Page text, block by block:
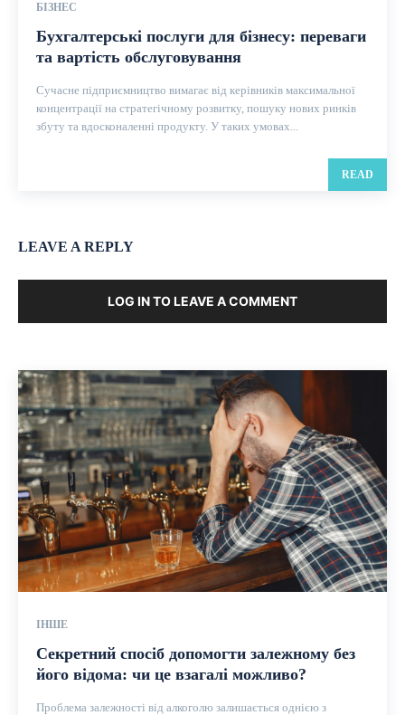
БІЗНЕС
Бухгалтерські послуги для бізнесу: переваги
та вартість обслуговування
Сучасне підприємництво вимагає від керівників максимальної
концентрації на стратегічному розвитку, пошуку нових ринків
збуту та вдосконаленні продукту. У таких умовах...
READ
LEAVE A REPLY
LOG IN TO LEAVE A COMMENT
ІНШЕ
Секретний спосіб допомогти залежному без
його відома: чи це взагалі можливо?
Проблема залежності від алкоголю залишається однією з